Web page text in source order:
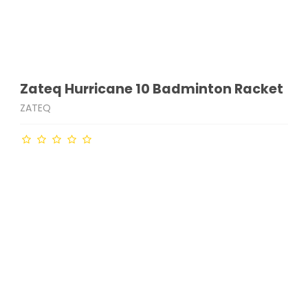
Zateq Hurricane 10 Badminton Racket
ZATEQ